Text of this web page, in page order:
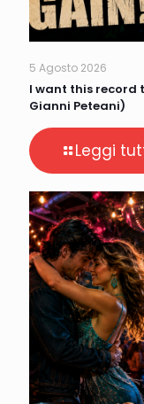
5 Agosto 2026
I want this record
Gianni Peteani)
Leggi